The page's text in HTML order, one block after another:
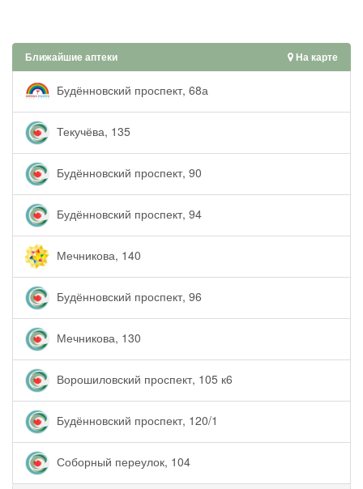
Ближайшие аптеки На карте
Будённовский проспект, 68а
Текучёва, 135
Будённовский проспект, 90
Будённовский проспект, 94
Мечникова, 140
Будённовский проспект, 96
Мечникова, 130
Ворошиловский проспект, 105 к6
Будённовский проспект, 120/1
Соборный переулок, 104